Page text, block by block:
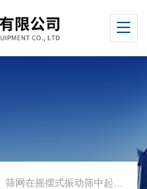
网在摇摆式振动筛中起到了什么作用？